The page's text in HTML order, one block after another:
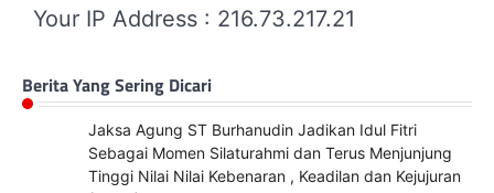
Your IP Address : 216.73.217.21
Berita Yang Sering Dicari
Jaksa Agung ST Burhanudin Jadikan Idul Fitri
Sebagai Momen Silaturahmi dan Terus Menjunjung
Tinggi Nilai Nilai Kebenaran , Keadilan dan Kejujuran